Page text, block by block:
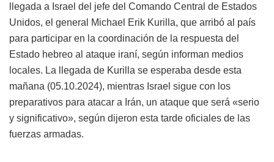
llegada a Israel del jefe del Comando Central de Estados
Unidos, el general Michael Erik Kurilla, que arribó al país
para participar en la coordinación de la respuesta del
Estado hebreo al ataque iraní, según informan medios
locales. La llegada de Kurilla se esperaba desde esta
mañana (05.10.2024), mientras Israel sigue con los
preparativos para atacar a Irán, un ataque que será «serio
y significativo», según dijeron esta tarde oficiales de las
fuerzas armadas.